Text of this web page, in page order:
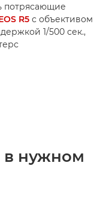
потрясающие
R5 с объективом
1/500 сек.,
в нужном